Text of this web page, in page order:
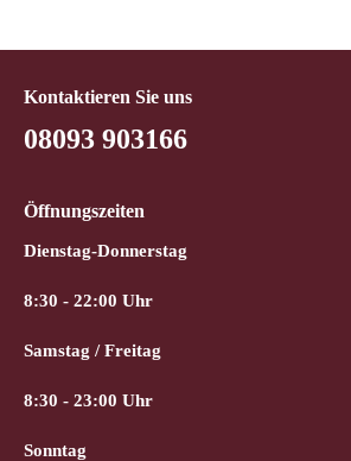
Kontaktieren Sie uns
08093 903166
Öffnungszeiten
Dienstag-Donnerstag
8:30 - 22:00 Uhr
Samstag / Freitag
8:30 - 23:00 Uhr
Sonntag